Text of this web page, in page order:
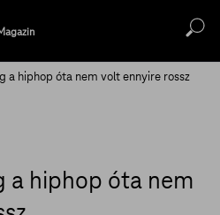
a hiphop óta nem volt ennyire rossz
a hiphop óta nem